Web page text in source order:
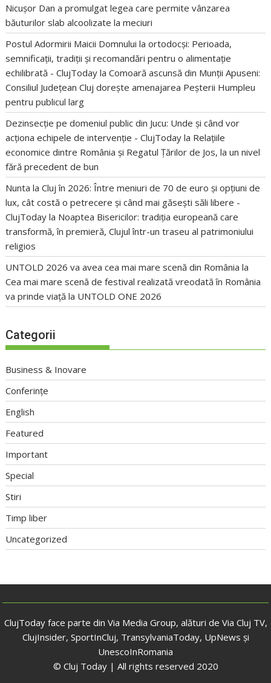
Nicușor Dan a promulgat legea care permite vânzarea
băuturilor slab alcoolizate la meciuri
Postul Adormirii Maicii Domnului la ortodocși: Perioada,
semnificații, tradiții și recomandări pentru o alimentație
echilibrată - ClujToday laComoară ascunsă din Munții Apuseni:
Consiliul Județean Cluj dorește amenajarea Peșterii Humpleu
pentru publicul larg
Dezinsecție pe domeniul public din Jucu: Unde și când vor
acționa echipele de intervenție - ClujToday la Relațiile
economice dintre România și Regatul Țărilor de Jos, la un nivel
fără precedent de bun
Nunta la Cluj în 2026: Între meniuri de 70 de euro și opțiuni de
lux, cât costă o petrecere și când mai găsești săli libere -
ClujToday la Noaptea Bisericilor: tradiția europeană care
transformă, în premieră, Clujul într-un traseu al patrimoniului
religios
UNTOLD 2026 va avea cea mai mare scenă din România la
Cea mai mare scenă de festival realizată vreodată în România
va prinde viață la UNTOLD ONE 2026
Categorii
Business & Inovare
Conferințe
English
Featured
Important
Special
Stiri
Timp liber
Uncategorized
ClujToday face parte din Via Media Group, alături de Via Cluj TV,
ClujInsider, SportInCluj, TransylvaniaToday, UpNews și
UnescoInRomania
© Cluj Today | All rights reserved 2020